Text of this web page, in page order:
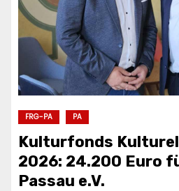
FRG-PA PA
Kulturfonds
2026: 24.200 Euro
Passau e.V.